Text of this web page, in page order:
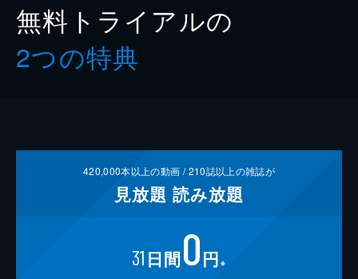
無料トライアルの
2つの特典
420,000本以上の動画 /210誌以上の雑誌が
見放題 読み放題
31 日間0円 ※